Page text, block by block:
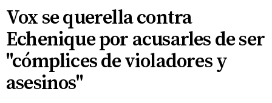
Vox se querella contra
Echenique por acusarles de ser
"cómplices de violadores y
asesinos"